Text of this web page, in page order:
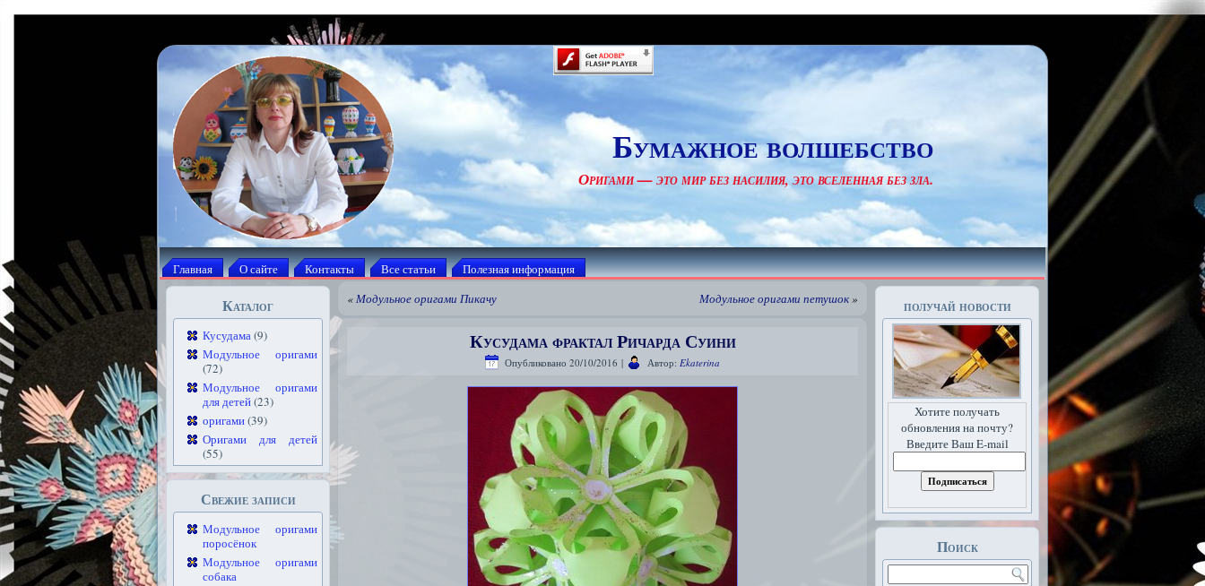
Бумажное волшебство
Оригами — это мир без насилия, это вселенная без зла.
Главная О сайте Контакты Все статьи Полезная информация
Каталог
Кусудама(9)
Модульное оригами
(72)
Модульное оригами
для детей(23)
оригами(39)
Оригами для детей
(55)
Свежие записи
Модульное оригами
поросёнок
Модульное оригами
собака
«Модульное оригами Пикачу Модульное оригами петушок»
Кусудама фрактал Ричарда Суини
Опубликовано 20/10/2016 | Автор: Ekaterina
получай новости
Хотите получать
обновления на почту?
Введите Ваш E-mail
Поиск